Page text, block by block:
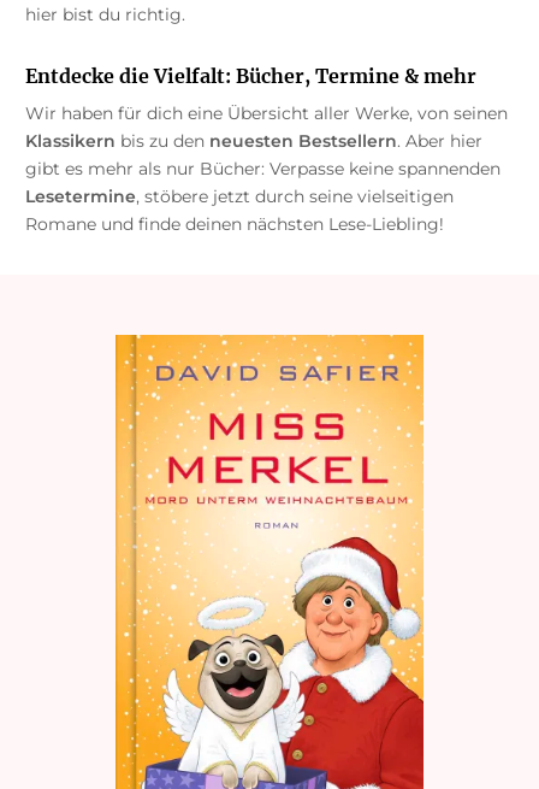
hier bist du richtig.
Entdecke die Vielfalt: Bücher, Termine & mehr
Wir haben für dich eine Übersicht aller Werke, von seinen
Klassikern bis zu den neuesten Bestsellern. Aber hier
gibt es mehr als nur Bücher: Verpasse keine spannenden
Lesetermine, stöbere jetzt durch seine vielseitigen
Romane und finde deinen nächsten Lese-Liebling!